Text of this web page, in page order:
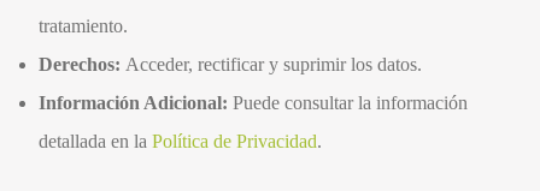
tratamiento.
Derechos: Acceder, rectificar y suprimir los datos.
Información Adicional: Puede consultar la información
detallada en laPolítica de Privacidad.